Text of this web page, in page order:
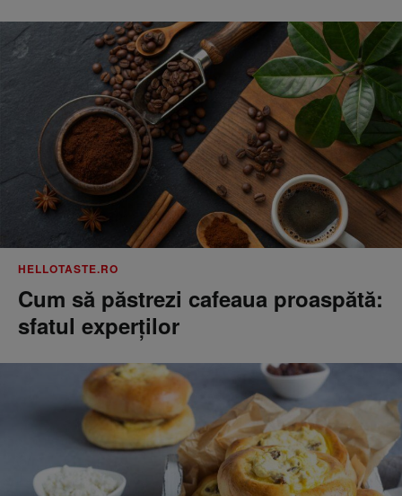
HELLOTASTE.RO
Cum să păstrezi cafeaua proaspătă:
sfatul experților